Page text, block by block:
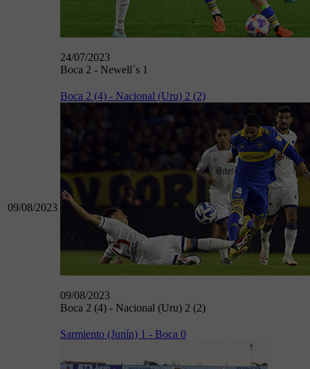
24/07/2023
Boca 2 - Newell´s 1
09/08/2023
Boca 2 (4) - Nacional (Uru) 2 (2)
09/08/2023
Boca 2 (4) - Nacional (Uru) 2 (2)
Sarmiento (Junín) 1 - Boca 0